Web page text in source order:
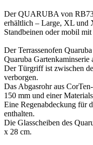
Der QUARUBA von RB73
erhältlich – Large, XL und
Standbeinen oder mobil
Der Terrassenofen
Quaruba Gartenkaminserie
Der Türgriff ist zwischen
verborgen.
Das Abgasrohr aus
150 mm und einer
Eine Regenabdeckung für
enthalten.
Die Glasscheiben des
x 28 cm.